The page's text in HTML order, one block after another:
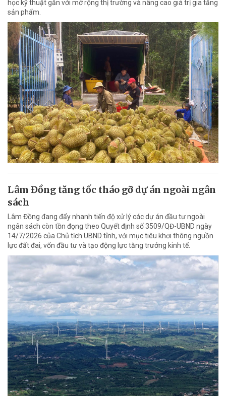
học kỹ thuật gắn với mở rộng thị trường và nâng cao giá trị gia tăng
sản phẩm.
Lâm Đồng tăng tốc tháo gỡ dự án ngoài ngân
sách
Lâm Đồng đang đẩy nhanh tiến độ xử lý các dự án đầu tư ngoài
ngân sách còn tồn đọng theo Quyết định số 3509/QĐ-UBND ngày
14/7/2026 của Chủ tịch UBND tỉnh, với mục tiêu khơi thông nguồn
lực đất đai, vốn đầu tư và tạo động lực tăng trưởng kinh tế.